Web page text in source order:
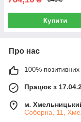
Купити
Про нас
100% позитивних
Працює з
м.
Соборна, 11,